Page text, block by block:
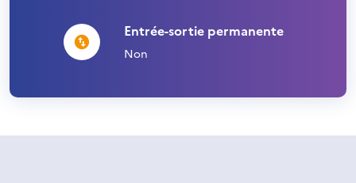
Entrée-sortie permanente
Non